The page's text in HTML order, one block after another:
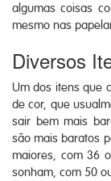
algumas coisas
mesmo nas
Diversos
Um dos itens que
de cor, que
sair bem mais
são mais baratos
maiores, com 36
sonham, com 50